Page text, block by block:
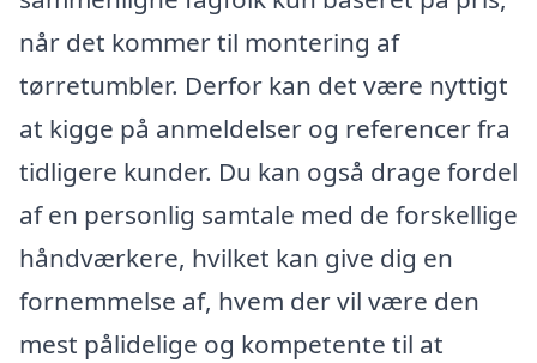
når det kommer til montering af
tørretumbler. Derfor kan det være nyttigt
at kigge på anmeldelser og referencer fra
tidligere kunder. Du kan også drage fordel
af en personlig samtale med de forskellige
håndværkere, hvilket kan give dig en
fornemmelse af, hvem der vil være den
mest pålidelige og kompetente til at